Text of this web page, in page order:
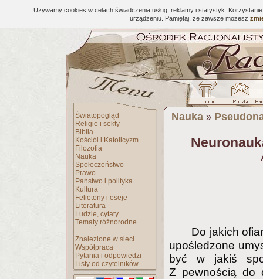
Używamy cookies w celach świadczenia usług, reklamy i statystyk.
urządzeniu. Pamiętaj, że zawsze możesz
Światopogląd
Religie i sekty
Biblia
Kościół i Katolicyzm
Filozofia
Nauka
Społeczeństwo
Prawo
Państwo i polityka
Kultura
Felietony i eseje
Literatura
Ludzie, cytaty
Tematy różnorodne
Znalezione w sieci
Współpraca
Pytania i odpowiedzi
Listy od czytelników
Nauka »
Do jakich
upośledzone
być w jakiś
Z pewnością do